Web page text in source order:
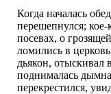
Когда началась
перешепнулся;
посевах, о
ломились в
дьякон, отыскивал
поднималась
перекрестился,